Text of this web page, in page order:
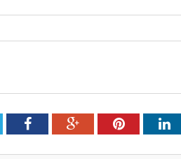
FacebookGoogle+Pinterest